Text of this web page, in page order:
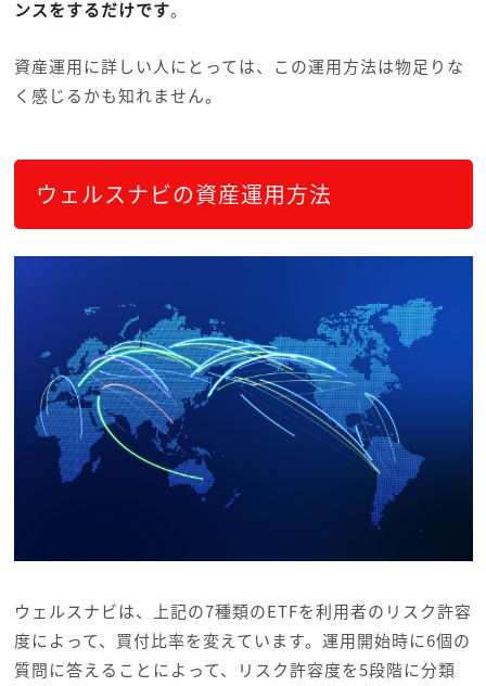
ンスをするだけです。
資産運用に詳しい人にとっては、この運用方法は物足りな
く感じるかも知れません。
ウェルスナビの資産運用方法
ウェルスナビは、上記の7種類のETFを利用者のリスク許容
度によって、買付比率を変えています。運用開始時に6個の
質問に答えることによって、リスク許容度を5段階に分類